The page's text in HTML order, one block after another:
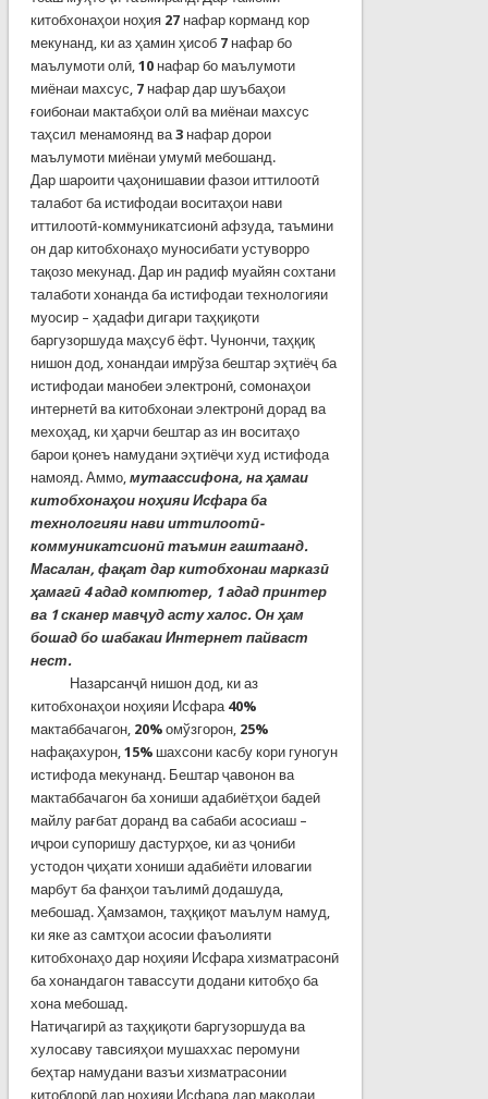
китобхонаҳои ноҳия 27нафар корманд кор
мекунанд, ки аз ҳамин ҳисоб 7нафар бо
маълумоти олӣ, 10нафар бо маълумоти
миёнаи махсус, 7нафар дар шуъбаҳои
ғоибонаи мактабҳои олӣ ва миёнаи махсус
таҳсил менамоянд ва3нафар дорои
маълумоти миёнаи умумӣ мебошанд.
Дар шароити ҷаҳонишавии фазои иттилоотӣ
талабот ба истифодаи воситаҳои нави
иттилоотӣ-коммуникатсионӣ афзуда, таъмини
он дар китобхонаҳо муносибати устуворро
тақозо мекунад. Дар ин радиф муайян сохтани
талаботи хонанда ба истифодаи технологияи
муосир – ҳадафи дигари таҳқиқоти
баргузоршуда маҳсуб ёфт. Чунончи, таҳқиқ
нишон дод, хонандаи имрўза бештар эҳтиёҷ ба
истифодаи манобеи электронӣ, сомонаҳои
интернетӣ ва китобхонаи электронӣ дорад ва
мехоҳад, ки ҳарчи бештар аз ин воситаҳо
барои қонеъ намудани эҳтиёҷи худ истифода
намояд. Аммо, мутаассифона, на ҳамаи
китобхонаҳои ноҳияи Исфара ба
технологияи нави иттилоотӣ-
коммуникатсионӣ таъмин гаштаанд.
Масалан, фақат дар китобхонаи марказӣ
ҳамагӣ 4 адад компютер, 1 адад принтер
ва 1 сканер мавҷуд асту халос.Он ҳам
бошад бо шабакаи Интернет пайваст
нест.
Назарсанҷӣ нишон дод, ки аз
китобхонаҳои ноҳияи Исфара 40%
мактаббачагон, 20%омўзгорон, 25%
нафақахурон, 15%шахсони касбу кори гуногун
истифода мекунанд. Бештар ҷавонон ва
мактаббачагон ба хониши адабиётҳои бадеӣ
майлу рағбат доранд ва сабаби асосиаш –
иҷрои супоришу дастурҳое, ки аз ҷониби
устодон ҷиҳати хониши адабиёти иловагии
марбут ба фанҳои таълимӣ додашуда,
мебошад. Ҳамзамон, таҳқиқот маълум намуд,
ки яке аз самтҳои асосии фаъолияти
китобхонаҳо дар ноҳияи Исфара хизматрасонӣ
ба хонандагон тавассути додани китобҳо ба
хона мебошад.
Натиҷагирӣ аз таҳқиқоти баргузоршуда ва
хулосаву тавсияҳои мушаххас перомуни
беҳтар намудани вазъи хизматрасонии
китобдорӣ дар ноҳияи Исфара дар мақолаи